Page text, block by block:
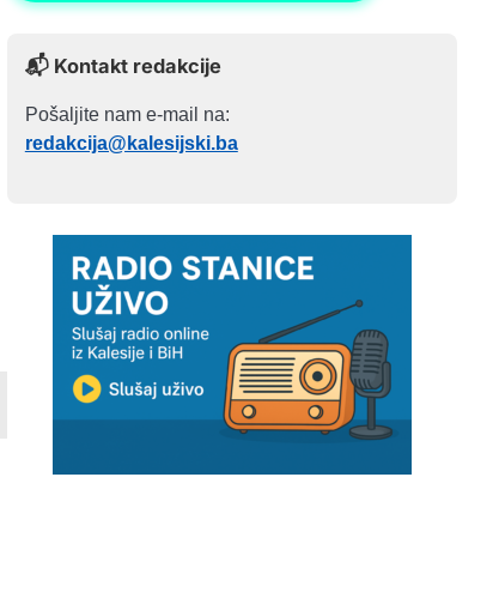
📬 Kontakt redakcije
Pošaljite nam e-mail na:
redakcija@kalesijski.ba